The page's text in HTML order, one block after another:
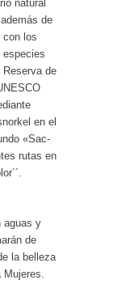
natural
de
con los
especies
Reserva de
en el
«Sac-
rutas en
aguas y
de
la belleza
Mujeres.